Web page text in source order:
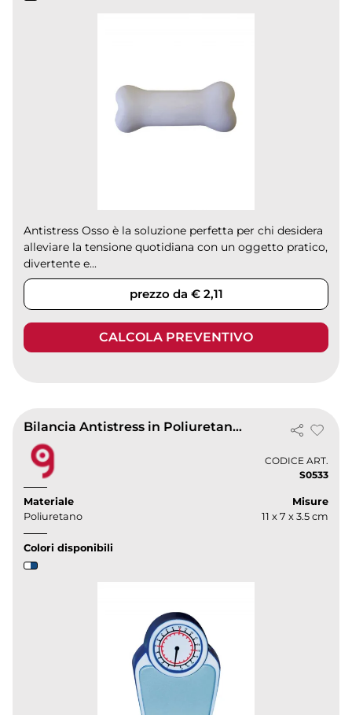
Antistress Osso è la soluzione perfetta per chi desidera
alleviare la tensione quotidiana con un oggetto pratico,
divertente e...
prezzo da € 2,11
CALCOLA PREVENTIVO
Bilancia Antistress in Poliuretano 34g – Compatta 11x7x3,5cm
CODICE ART.
S0533
Materiale
Poliuretano
Misure
11 x 7 x 3.5 cm
Colori disponibili